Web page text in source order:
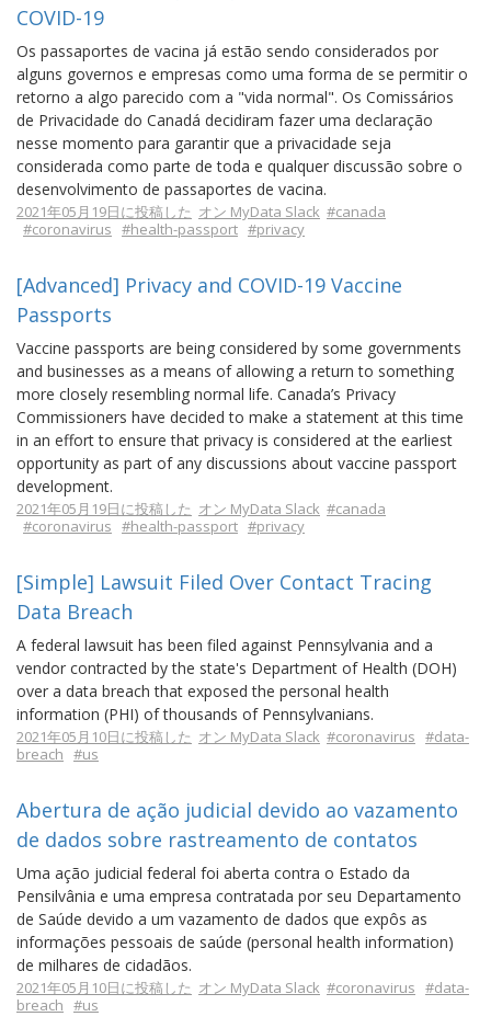
COVID-19
Os passaportes de vacina já estão sendo considerados por
alguns governos e empresas como uma forma de se permitir o
retorno a algo parecido com a "vida normal". Os Comissários
de Privacidade do Canadá decidiram fazer uma declaração
nesse momento para garantir que a privacidade seja
considerada como parte de toda e qualquer discussão sobre o
desenvolvimento de passaportes de vacina.
2021年05月19日に投稿した オン MyData Slack #canada
#coronavirus #health-passport #privacy
[Advanced] Privacy and COVID-19 Vaccine
Passports
Vaccine passports are being considered by some governments
and businesses as a means of allowing a return to something
more closely resembling normal life. Canada’s Privacy
Commissioners have decided to make a statement at this time
in an effort to ensure that privacy is considered at the earliest
opportunity as part of any discussions about vaccine passport
development.
2021年05月19日に投稿した オン MyData Slack #canada
#coronavirus #health-passport #privacy
[Simple] Lawsuit Filed Over Contact Tracing
Data Breach
A federal lawsuit has been filed against Pennsylvania and a
vendor contracted by the state's Department of Health (DOH)
over a data breach that exposed the personal health
information (PHI) of thousands of Pennsylvanians.
2021年05月10日に投稿した オン MyData Slack #coronavirus #data-
breach #us
Abertura de ação judicial devido ao vazamento
de dados sobre rastreamento de contatos
Uma ação judicial federal foi aberta contra o Estado da
Pensilvânia e uma empresa contratada por seu Departamento
de Saúde devido a um vazamento de dados que expôs as
informações pessoais de saúde (personal health information)
de milhares de cidadãos.
2021年05月10日に投稿した オン MyData Slack #coronavirus #data-
breach #us